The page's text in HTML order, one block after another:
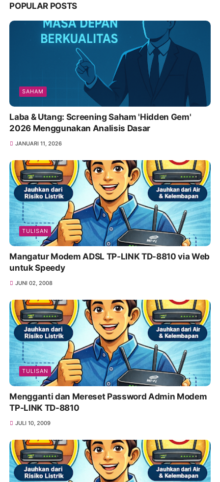
POPULAR POSTS
SAHAM
Laba & Utang: Screening Saham 'Hidden Gem'
2026 Menggunakan Analisis Dasar
JANUARI 11, 2026
TULISAN
Mangatur Modem ADSL TP-LINK TD-8810 via Web
untuk Speedy
JUNI 02, 2008
TULISAN
Mengganti dan Mereset Password Admin Modem
TP-LINK TD-8810
JULI 10, 2009